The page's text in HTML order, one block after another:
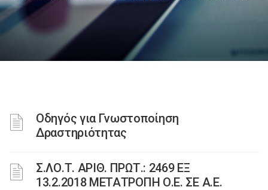
Οδηγός για Γνωστοποίηση
Δραστηριότητας
Σ.ΛΟ.Τ. ΑΡΙΘ. ΠΡΩΤ.: 2469 ΕΞ
13.2.2018 ΜΕΤΑΤΡΟΠΗ Ο.Ε. ΣΕ Α.Ε.